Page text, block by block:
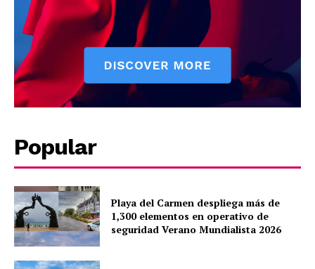
Contact us
Subscription Plans
My account
Quintana Roo
Cancún
Playa del Carmen
Puerto Morelos
Popular
Playa del Carmen despliega más de
1,300 elementos en operativo de
seguridad Verano Mundialista 2026